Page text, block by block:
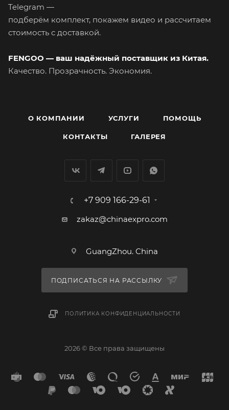
Telegram —
подберём комплект, покажем видео и рассчитаем
стоимость с доставкой.
FENGOO — ваш надёжный поставщик из Китая.
Качество. Прозрачность. Экономия.
О КОМПАНИИ УСЛУГИ ПОМОЩЬ
КОНТАКТЫ ГАЛЕРЕЯ
+7 909 166-29-61
zakaz@chinaexpro.com
GuangZhou. China
ПОДПИСАТЬСЯ НА РАССЫЛКУ
ПОЛИТИКА КОНФИДЕНЦИАЛЬНОСТИ
2026 © Все права защищены